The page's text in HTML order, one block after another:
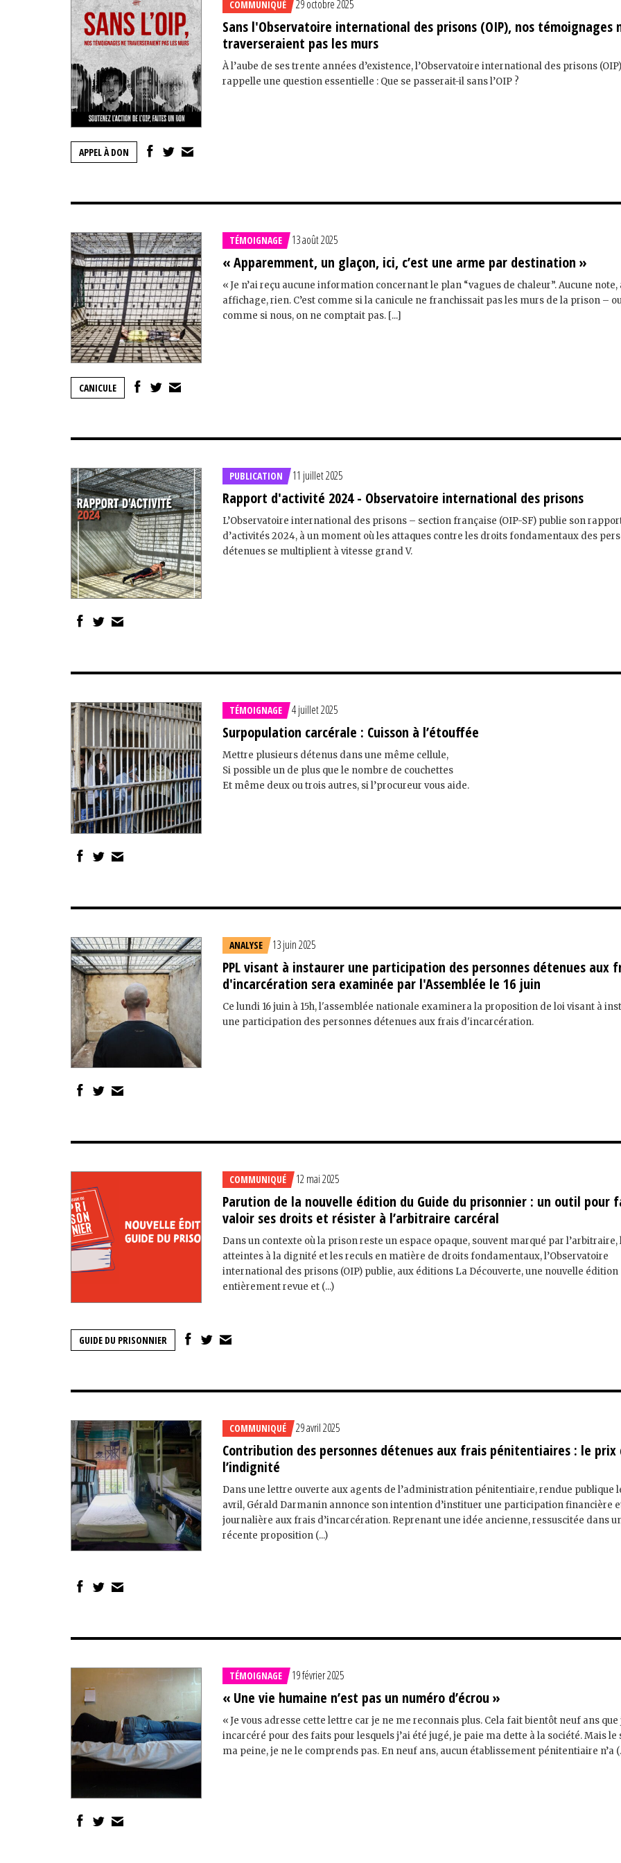
COMMUNIQUÉ 29 octobre 2025
Sans l'Observatoire international des prisons (OIP), nos témoignages
traverseraient pas les murs
À l’aube de ses trente années d’existence, l’Observatoire international des prisons (OIP)
rappelle une question essentielle : Que se passerait-il sans l’OIP ?
APPEL À DON
TÉMOIGNAGE 13 août 2025
« Apparemment, un glaçon, ici, c’est une arme par destination »
« Je n’ai reçu aucune information concernant le plan “vagues de chaleur”. Aucune note,
affichage, rien. C’est comme si la canicule ne franchissait pas les murs de la prison –
comme si nous, on ne comptait pas. [...]
CANICULE
PUBLICATION 11 juillet 2025
Rapport d'activité 2024 - Observatoire international des prisons
L’Observatoire international des prisons – section française (OIP-SF) publie son
d’activités 2024, à un moment où les attaques contre les droits fondamentaux des
détenues se multiplient à vitesse grand V.
TÉMOIGNAGE 4 juillet 2025
Surpopulation carcérale : Cuisson à l’étouffée
Mettre plusieurs détenus dans une même cellule,
Si possible un de plus que le nombre de couchettes
Et même deux ou trois autres, si l’procureur vous aide.
ANALYSE 13 juin 2025
PPL visant à instaurer une participation des personnes détenues aux
d'incarcération sera examinée par l'Assemblée le 16 juin
Ce lundi 16 juin à 15h, l'assemblée nationale examinera la proposition de loi visant à
une participation des personnes détenues aux frais d'incarcération.
COMMUNIQUÉ 12 mai 2025
Parution de la nouvelle édition du Guide du prisonnier : un outil pour
valoir ses droits et résister à l’arbitraire carcéral
Dans un contexte où la prison reste un espace opaque, souvent marqué par l’arbitraire,
atteintes à la dignité et les reculs en matière de droits fondamentaux, l’Observatoire
international des prisons (OIP) publie, aux éditions La Découverte, une nouvelle édition
entièrement revue et (...)
GUIDE DU PRISONNIER
COMMUNIQUÉ 29 avril 2025
Contribution des personnes détenues aux frais pénitentiaires : le prix
l’indignité
Dans une lettre ouverte aux agents de l’administration pénitentiaire, rendue publique
avril, Gérald Darmanin annonce son intention d’instituer une participation financière
journalière aux frais d’incarcération. Reprenant une idée ancienne, ressuscitée dans
récente proposition (...)
TÉMOIGNAGE 19 février 2025
« Une vie humaine n’est pas un numéro d’écrou »
« Je vous adresse cette lettre car je ne me reconnais plus. Cela fait bientôt neuf ans que
incarcéré pour des faits pour lesquels j’ai été jugé, je paie ma dette à la société. Mais le
ma peine, je ne le comprends pas. En neuf ans, aucun établissement pénitentiaire n’a